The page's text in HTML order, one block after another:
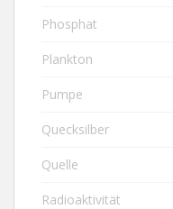
Phosphat
Plankton
Pumpe
Quecksilber
Quelle
Radioaktivität